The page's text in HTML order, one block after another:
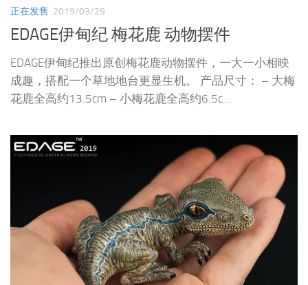
正在发售 2019/03/29
EDAGE伊甸纪 梅花鹿 动物摆件
EDAGE伊甸纪推出原创梅花鹿动物摆件，一大一小相映
成趣，搭配一个草地地台更显生机。 产品尺寸： – 大梅
花鹿全高约13.5cm – 小梅花鹿全高约6.5c...